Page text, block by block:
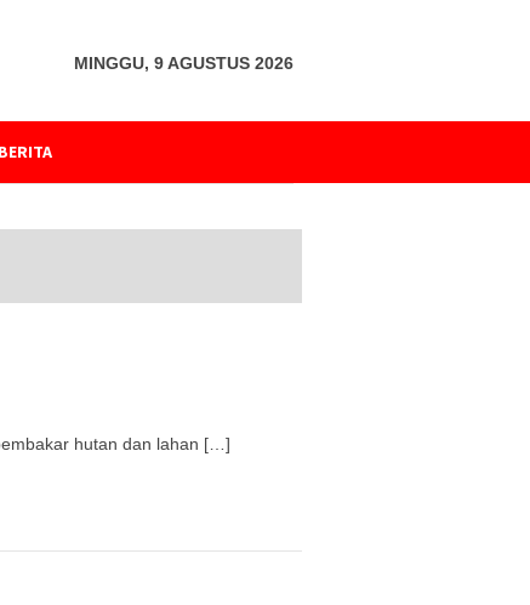
MINGGU, 9 AGUSTUS 2026
hutan dan lahan […]